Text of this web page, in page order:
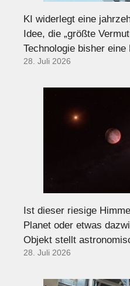
KI widerlegt eine
Idee, die „größte
Technologie bisher
28. Juli 2026
Ist dieser riesige
Planet oder etwas
Objekt stellt
28. Juli 2026